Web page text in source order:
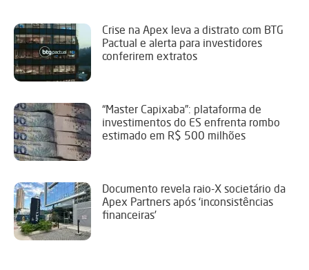
Crise na Apex leva a distrato com BTG
Pactual e alerta para investidores
conferirem extratos
“Master Capixaba”: plataforma de
investimentos do ES enfrenta rombo
estimado em R$ 500 milhões
Documento revela raio-X societário da
Apex Partners após ‘inconsistências
financeiras’